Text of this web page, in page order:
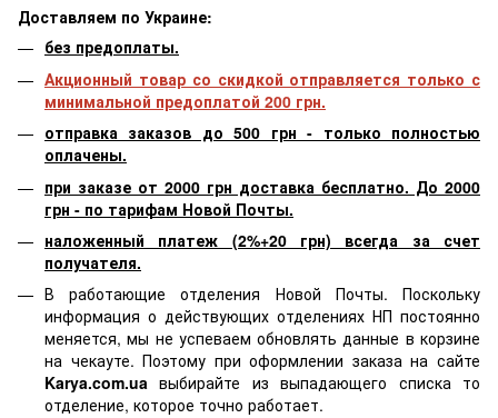
Доставляем по Украине:
без предоплаты.
Акционный товар со скидкой отправляется только с
минимальной предоплатой 200 грн.
отправка заказов до 500 грн - только полностью
оплачены.
при заказе от 2000 грн доставка бесплатно. До 2000
грн - по тарифам Новой Почты.
наложенный платеж (2%+20 грн) всегда за счет
получателя.
В работающие отделения Новой Почты. Поскольку
информация о действующих отделениях НП постоянно
меняется, мы не успеваем обновлять данные в корзине
на чекауте. Поэтому при оформлении заказа на сайте
Karya.com.ua выбирайте из выпадающего списка то
отделение, которое точно работает.